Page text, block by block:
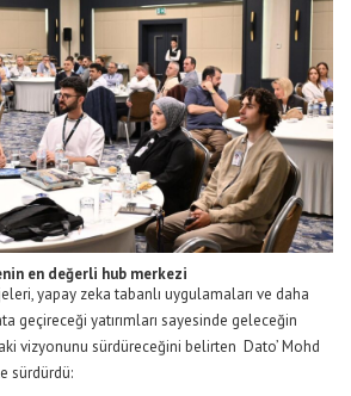
en değerli hub merkezi
yapay zeka tabanlı uygulamaları ve daha
geçireceği yatırımları sayesinde geleceğin
vizyonunu sürdüreceğini belirten Dato’ Mohd
sürdürdü: